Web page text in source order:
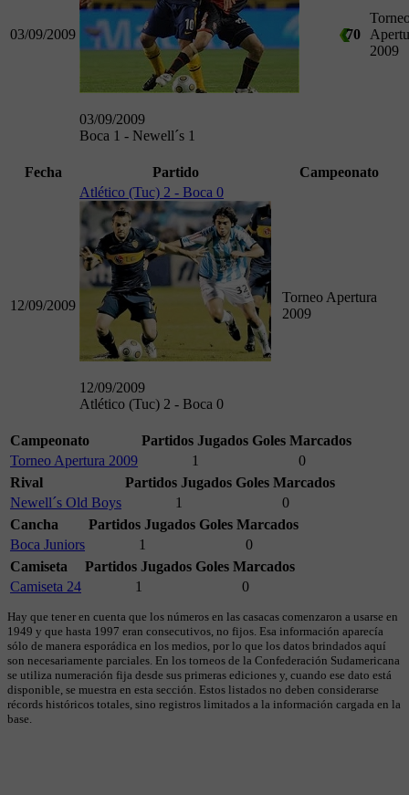
03/09/2009
03/09/2009
Boca 1 - Newell´s 1
70
2009
Fecha Partido Campeonato
12/09/2009
Atlético (Tuc) 2 - Boca 0
12/09/2009
Atlético (Tuc) 2 - Boca 0
Torneo Apertura
2009
Campeonato Partidos Jugados Goles Marcados
Torneo Apertura 2009
1
0
Rival
Partidos Jugados Goles Marcados
Newell´s Old Boys
1
0
Cancha
Partidos Jugados Goles Marcados
Boca Juniors
1
0
Camiseta
Partidos Jugados Goles Marcados
Camiseta 24
1 0
Hay que tener en cuenta que los números en las casacas comenzaron a usarse en
1949 y que hasta 1997 eran consecutivos, no fijos. Esa información aparecía
sólo de manera esporádica en los medios, por lo que los datos brindados aquí
son necesariamente parciales. En los torneos de la Confederación Sudamericana
se utiliza numeración fija desde sus primeras ediciones y, cuando ese dato está
disponible, se muestra en esta sección. Estos listados no deben considerarse
récords históricos totales, sino registros limitados a la información cargada en la
base.